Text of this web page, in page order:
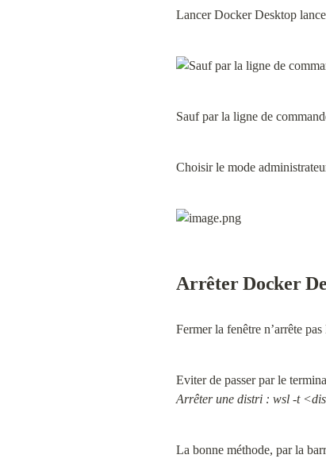
Lancer Docker Desktop
Sauf par la ligne de
Choisir le mode
Arrêter Docker
Fermer la fenêtre n’arrête
Eviter de passer par le
Arrêter une distri : wsl -t
La bonne méthode, par la